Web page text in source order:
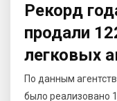
Рекорд
продали
легковых
По данным
было реализовано